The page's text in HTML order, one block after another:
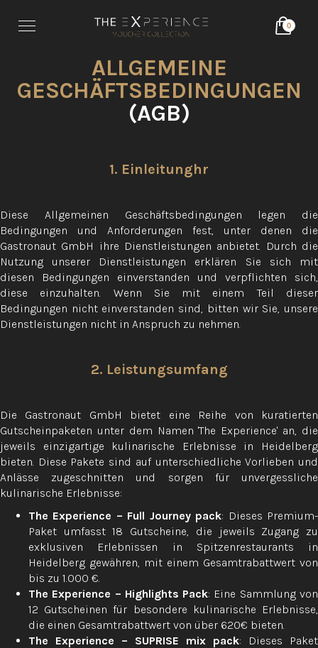
0
ALLGEMEINE
GESCHÄFTSBEDINGUNGEN
(AGB)
1. Einleitunghr
Diese Allgemeinen Geschäftsbedingungen legen die
Bedingungen und Anforderungen fest, unter denen die
Gastronaut GmbH ihre Dienstleistungen anbietet. Durch die
Nutzung unserer Dienstleistungen erklären Sie sich mit
diesen Bedingungen einverstanden und verpflichten sich,
diese einzuhalten. Wenn Sie mit einem Teil dieser
Bedingungen nicht einverstanden sind, bitten wir Sie, unsere
Dienstleistungen nicht in Anspruch zu nehmen.
2. Leistungsumfang
Die Gastronaut GmbH bietet eine Reihe von kuratierten
Gutscheinpaketen unter dem Namen 'The Experience' an, die
jeweils einzigartige kulinarische Erlebnisse in Heidelberg
bieten. Diese Pakete sind auf unterschiedliche Vorlieben und
Anlässe zugeschnitten und sorgen für unvergessliche
kulinarische Erlebnisse:
The Experience – Full Journey pack: Dieses Premium-
Paket umfasst 18 Gutscheine, die jeweils Zugang zu
exklusiven Erlebnissen in Spitzenrestaurants in
Heidelberg gewähren, mit einem Gesamtrabattwert von
bis zu 1.000 €.
The Experience – Highlights Pack: Eine Sammlung von
12 Gutscheinen für besondere kulinarische Erlebnisse,
die einen Gesamtrabattwert von über 620€ bieten.
The Experience – SUPRISE mix pack: Dieses Paket